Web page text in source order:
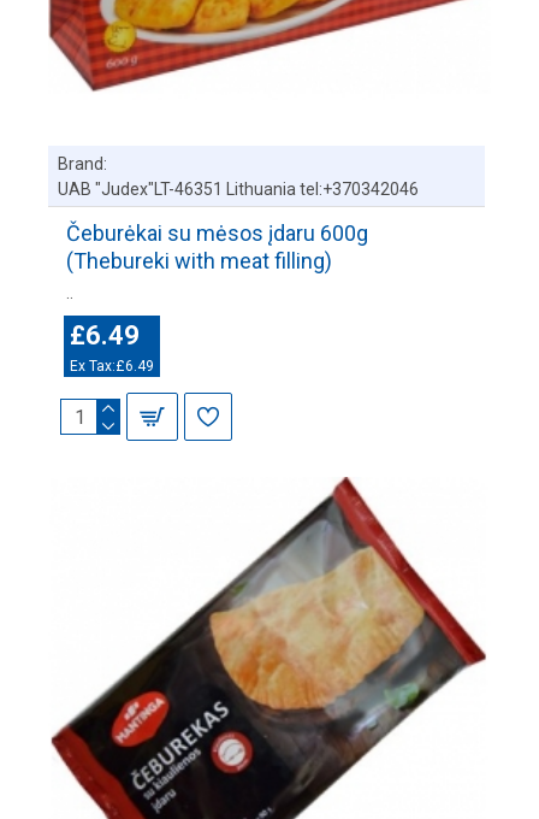
Brand:
UAB "Judex"LT-46351 Lithuania tel:+370342046
Čeburėkai su mėsos įdaru 600g
(Thebureki with meat filling)
£6.49
Ex Tax:£6.49